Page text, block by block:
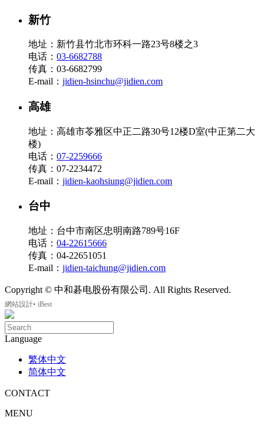
新竹
地址：新竹县竹北市环科一路23号8楼之3
电话： 03-6682788
传真：03-6682799
E-mail： jidien-hsinchu@jidien.com
高雄
地址：高雄市苓雅区中正二路30号12楼D室(中正第二大
楼)
电话： 07-2259666
传真：07-2234472
E-mail： jidien-kaohsiung@jidien.com
台中
地址：台中市南区忠明南路789号16F
电话： 04-22615666
传真：04-22651051
E-mail： jidien-taichung@jidien.com
Copyright © 中和碁电股份有限公司. All Rights Reserved.
網站設計‧ iBest
Language
繁体中文
简体中文
CONTACT
MENU